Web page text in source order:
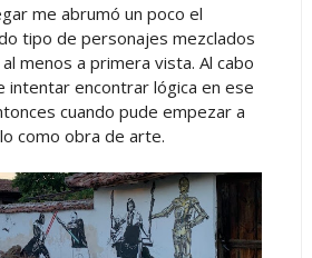
me abrumó un poco el
tipo de personajes mezclados
menos a primera vista. Al cabo
intentar encontrar lógica en ese
cuando pude empezar a
como obra de arte.